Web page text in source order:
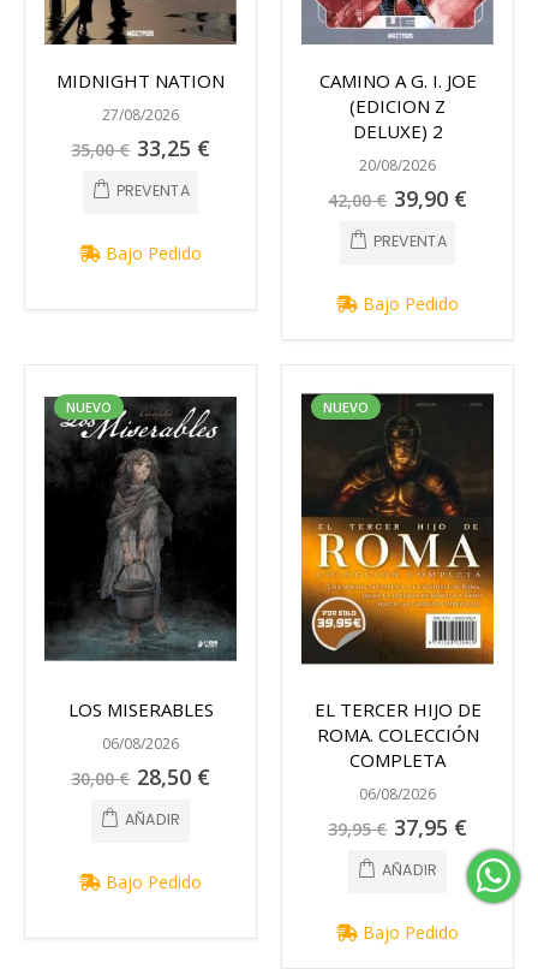
MIDNIGHT NATION
27/08/2026
35,00 € Precio
especial
33,25 €
PREVENTA
Bajo Pedido
CAMINO A G. I. JOE
(EDICION Z
DELUXE) 2
20/08/2026
42,00 € Precio
especial
39,90 €
PREVENTA
Bajo Pedido
NUEVO
LOS MISERABLES
06/08/2026
30,00 € Precio
especial
28,50 €
AÑADIR
Bajo Pedido
NUEVO
EL TERCER HIJO DE
ROMA. COLECCIÓN
COMPLETA
06/08/2026
39,95 € Precio
especial
37,95 €
AÑADIR
Bajo Pedido